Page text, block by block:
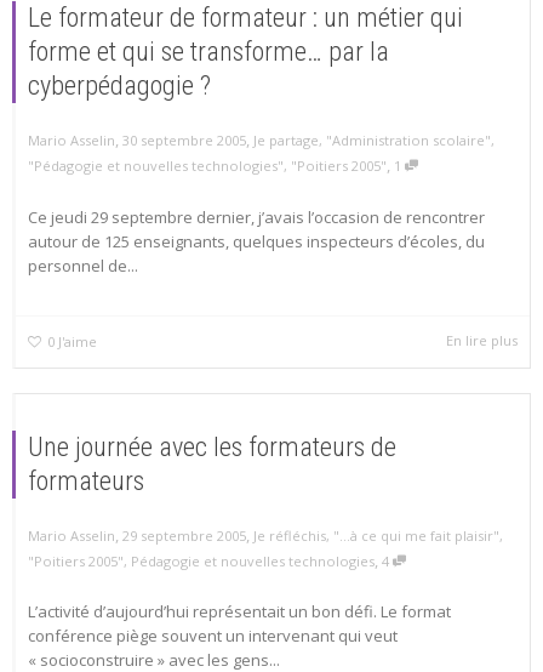
Le formateur de formateur : un métier qui
forme et qui se transforme… par la
cyberpédagogie ?
Mario Asselin, 30 septembre 2005, Je partage, "Administration scolaire",
"Pédagogie et nouvelles technologies", "Poitiers 2005", 1
Ce jeudi 29 septembre dernier, j’avais l’occasion de rencontrer
autour de 125 enseignants, quelques inspecteurs d’écoles, du
personnel de...
0 J'aime En lire plus
Une journée avec les formateurs de
formateurs
Mario Asselin 29 septembre 2005 Je réfléchis, "...à ce qui me fait plaisir",
"Poitiers 2005", Pédagogie et nouvelles technologies 4
L’activité d’aujourd’hui représentait un bon défi. Le format
conférence piège souvent un intervenant qui veut
« socioconstruire » avec les gens...